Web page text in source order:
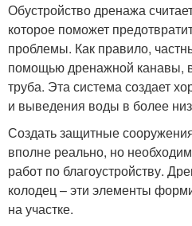
Обустройство дренажа
которое поможет
проблемы. Как правило,
помощью дренажной канавы,
труба. Эта система создает
и выведения воды в более
Создать защитные
вполне реально, но
работ по благоустройству.
колодец – эти элементы
на участке.